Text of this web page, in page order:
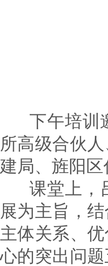
下午培训邀
所高级合伙
建局、旌阳
课堂上，吕
展为主旨，
主体关系、
心的突出问